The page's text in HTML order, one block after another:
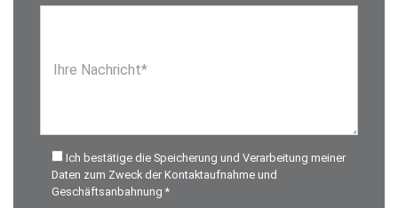
Ihre Nachricht*
Ich bestätige die Speicherung und Verarbeitung meiner
Daten zum Zweck der Kontaktaufnahme und
Geschäftsanbahnung *